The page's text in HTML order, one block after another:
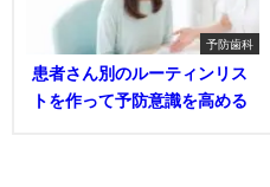
予防歯科
患者さん別のルーティンリス
トを作って予防意識を高める